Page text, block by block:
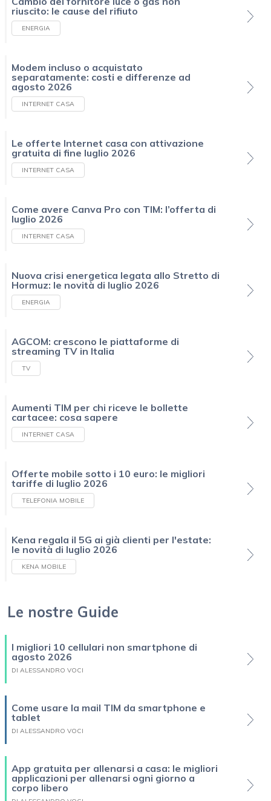
riuscito: le cause del rifiuto
ENERGIA
Modem incluso o acquistato
separatamente: costi e differenze ad
agosto 2026
INTERNET CASA
Le offerte Internet casa con attivazione
gratuita di fine luglio 2026
INTERNET CASA
Come avere Canva Pro con TIM: l’offerta di
luglio 2026
INTERNET CASA
Nuova crisi energetica legata allo Stretto di
Hormuz: le novità di luglio 2026
ENERGIA
AGCOM: crescono le piattaforme di
streaming TV in Italia
TV
Aumenti TIM per chi riceve le bollette
cartacee: cosa sapere
INTERNET CASA
Offerte mobile sotto i 10 euro: le migliori
tariffe di luglio 2026
TELEFONIA MOBILE
Kena regala il 5G ai già clienti per l'estate:
le novità di luglio 2026
KENA MOBILE
Le nostre Guide
I migliori 10 cellulari non smartphone di
agosto 2026
DI ALESSANDRO VOCI
Come usare la mail TIM da smartphone e
tablet
DI ALESSANDRO VOCI
App gratuita per allenarsi a casa: le migliori
applicazioni per allenarsi ogni giorno a
corpo libero